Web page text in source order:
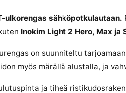
ulkorengas sähköpotkulautaan.
Inokim Light 2 Hero, Max ja
on suunniteltu
myös märällä alustalla, ja
ja tiheä